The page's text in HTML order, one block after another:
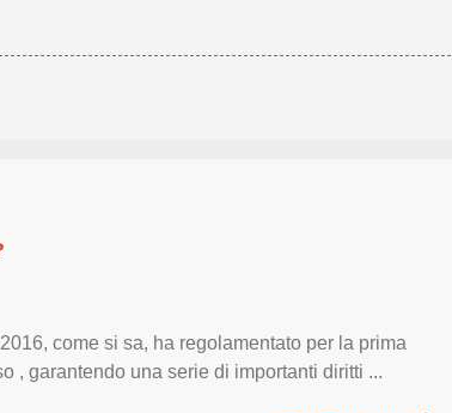
come si sa, ha regolamentato per la prima
, garantendo una serie di importanti diritti ...